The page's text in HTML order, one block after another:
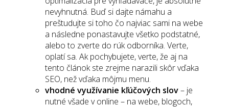
nevyhnutná. Buď si dajte námahu a
preštudujte si toho čo najviac sami na webe
a následne ponastavujte všetko podstatné,
alebo to zverte do rúk odborníka. Verte,
oplatí sa. Ak pochybujete, verte, že aj na
tento článok ste zrejme narazili skôr vďaka
SEO, než vďaka môjmu menu.
vhodné využívanie kľúčových slov– je
nutné všade v online – na webe, blogoch,